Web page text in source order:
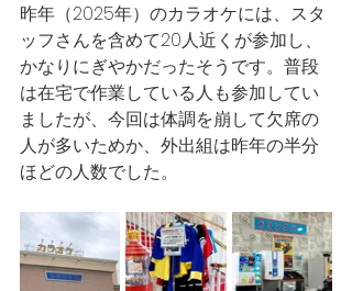
昨年（2025年）のカラオケには、スタ
ッフさんを含めて20人近くが参加し、
かなりにぎやかだったそうです。普段
は在宅で作業している人も参加してい
ましたが、今回は体調を崩して欠席の
人が多いためか、外出組は昨年の半分
ほどの人数でした。